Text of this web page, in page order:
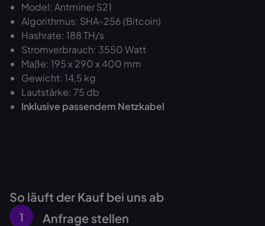
Model: Antminer S21
Algorithmus: SHA-256 (Bitcoin)
Hashrate: 188 TH/s
Stromverbrauch: 3550 Watt
Maße: 195 x 290 x 400 mm
Gewicht: 14,5 kg
Lautstärke: 75 db
Inklusive passendem Netzkabel
So läuft der Kauf bei uns ab
1 Anfrage stellen